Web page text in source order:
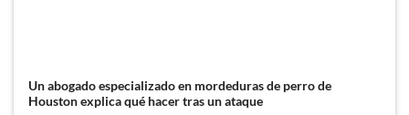
Un abogado especializado en mordeduras de perro de
Houston explica qué hacer tras un ataque